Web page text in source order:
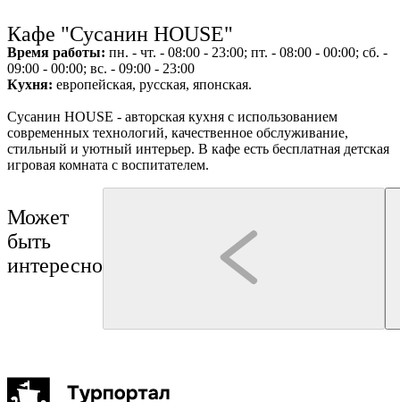
Кафе "Сусанин HOUSE"
Время работы: пн. - чт. - 08:00 - 23:00; пт. - 08:00 - 00:00; сб. -
09:00 - 00:00; вс. - 09:00 - 23:00
Кухня: европейская, русская, японская.
Сусанин HOUSE - авторская кухня с использованием
современных технологий, качественное обслуживание,
стильный и уютный интерьер. В кафе есть бесплатная детская
игровая комната с воспитателем.
Может
быть
интересно
обзорная экскурсия по историческому центру
Костромы